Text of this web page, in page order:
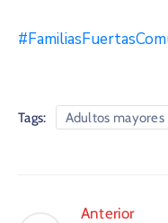
Tags: Adultos mayores
Anterior